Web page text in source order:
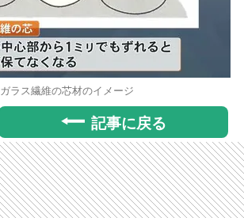
ガラス繊維の芯材のイメージ
記事に戻る